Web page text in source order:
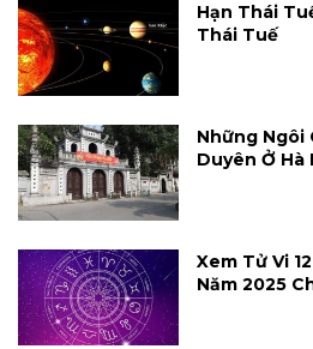
Hạn Thái
Thái Tuế
Những Ngôi
Duyên Ở Hà
Xem Tử Vi
Năm 2025